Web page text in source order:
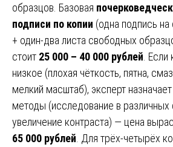
образцов. Базовая
подписи по копии (одна подпись
+ один-два листа свободных
стоит 25 000 – 40 000 рублей .
низкое (плохая чёткость, пятна,
мелкий масштаб), эксперт
методы (исследование в различных
увеличение контраста) — цена
65 000 рублей . Для трёх-четырёх